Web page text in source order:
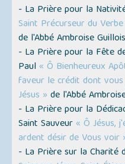
- La Prière pour la
Saint Précurseur du
de l'Abbé Ambroise Guillois
- La Prière pour la Fête
Paul « Ô Bienheureux
faveur le crédit dont vous
Jésus » de l'Abbé
- La Prière pour la
Saint Sauveur « Ô Jésus,
ardent désir de Vous voir
- La Prière sur la Charité